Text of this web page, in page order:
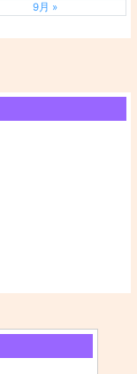
9月 »